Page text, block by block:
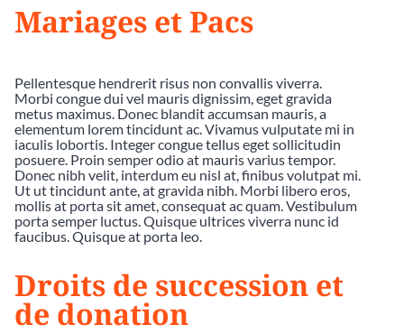
Mariages et Pacs
Pellentesque hendrerit risus non convallis viverra.
Morbi congue dui vel mauris dignissim, eget gravida
metus maximus. Donec blandit accumsan mauris, a
elementum lorem tincidunt ac. Vivamus vulputate mi in
iaculis lobortis. Integer congue tellus eget sollicitudin
posuere. Proin semper odio at mauris varius tempor.
Donec nibh velit, interdum eu nisl at, finibus volutpat mi.
Ut ut tincidunt ante, at gravida nibh. Morbi libero eros,
mollis at porta sit amet, consequat ac quam. Vestibulum
porta semper luctus. Quisque ultrices viverra nunc id
faucibus. Quisque at porta leo.
Droits de succession et
de donation